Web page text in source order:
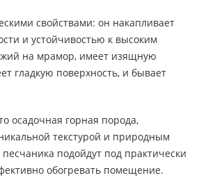
свойствами: он накапливает
и устойчивостью к высоким
на мрамор, имеет изящную
гладкую поверхность, и бывает
осадочная горная порода,
текстурой и природным
подойдут под практически
обогревать помещение.